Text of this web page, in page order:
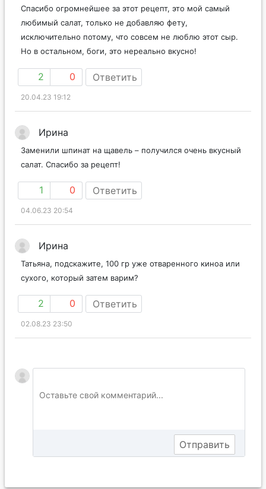
Спасибо огромнейшее за этот рецепт, это мой самый
любимый салат, только не добавляю фету,
исключительно потому, что совсем не люблю этот сыр.
Но в остальном, боги, это нереально вкусно!
2 0 Ответить
20.04.23 19:12
Ирина
Заменили шпинат на щавель – получился очень вкусный
салат. Спасибо за рецепт!
1 0 Ответить
04.06.23 20:54
Ирина
Татьяна, подскажите, 100 гр уже отваренного киноа или
сухого, который затем варим?
2 0 Ответить
02.08.23 23:50